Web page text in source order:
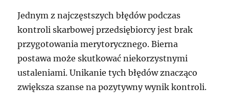
Jednym z najczęstszych błędów podczas
kontroli skarbowej przedsiębiorcy jest brak
przygotowania merytorycznego. Bierna
postawa może skutkować niekorzystnymi
ustaleniami. Unikanie tych błędów znacząco
zwiększa szanse na pozytywny wynik kontroli.